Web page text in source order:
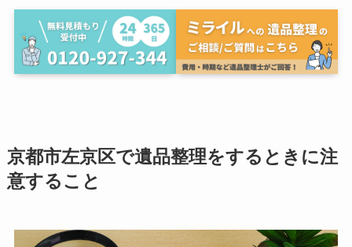
京都市左京区で遺品整理をするときに注
意すること